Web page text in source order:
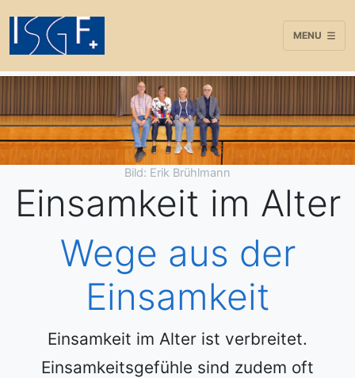
MENU
Bild: Erik Brühlmann
Einsamkeit im Alter
Wege aus der
Einsamkeit
Einsamkeit im Alter ist verbreitet.
Einsamkeitsgefühle sind zudem oft